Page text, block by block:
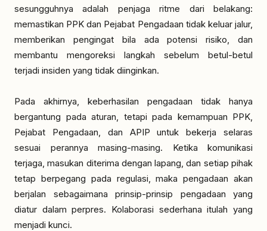
sesungguhnya adalah penjaga ritme dari belakang:
memastikan PPK dan Pejabat Pengadaan tidak keluar jalur,
memberikan pengingat bila ada potensi risiko, dan
membantu mengoreksi langkah sebelum betul-betul
terjadi insiden yang tidak diinginkan.
Pada akhirnya, keberhasilan pengadaan tidak hanya
bergantung pada aturan, tetapi pada kemampuan PPK,
Pejabat Pengadaan, dan APIP untuk bekerja selaras
sesuai perannya masing-masing. Ketika komunikasi
terjaga, masukan diterima dengan lapang, dan setiap pihak
tetap berpegang pada regulasi, maka pengadaan akan
berjalan sebagaimana prinsip-prinsip pengadaan yang
diatur dalam perpres. Kolaborasi sederhana itulah yang
menjadi kunci.